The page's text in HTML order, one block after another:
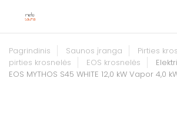
Pagrindinis Saunos įranga Pirties
pirties krosnelės
EOS krosnelės
EOS MYTHOS S45 WHITE 12,0 kW Vapor 4,0